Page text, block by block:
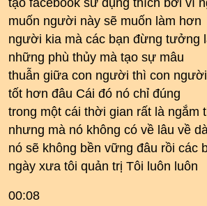
tạo facebook sử dụng thích bởi vì
muốn người này sẽ muốn làm hơn
người kia mà các bạn đừng tưởng
những phù thủy mà tạo sự mâu
thuẫn giữa con người thì con
tốt hơn đâu Cái đó nó chỉ đúng
trong một cái thời gian rất là ngắm
nhưng mà nó không có về lâu về
nó sẽ không bền vững đâu rồi các
ngày xưa tôi quản trị Tôi luôn luôn
00:08